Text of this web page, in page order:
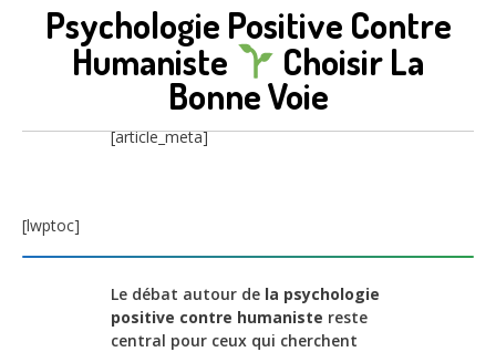
Psychologie Positive Contre
Humaniste
Choisir La
Bonne Voie
[article_meta]
[lwptoc]
Le débat autour de la psychologie
positive contre humaniste reste
central pour ceux qui cherchent